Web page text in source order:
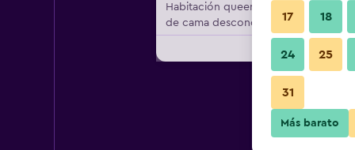
Habitación queen, tipo
de cama desconocido
17 18
24 25
31
Más barato